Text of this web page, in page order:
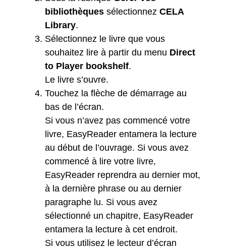
bibliothèques sélectionnez CELA
Library.
Sélectionnez le livre que vous
souhaitez lire à partir du menu Direct
to Player bookshelf.
Le livre s’ouvre.
Touchez la flèche de démarrage au
bas de l’écran.
Si vous n’avez pas commencé votre
livre, EasyReader entamera la lecture
au début de l’ouvrage. Si vous avez
commencé à lire votre livre,
EasyReader reprendra au dernier mot,
à la dernière phrase ou au dernier
paragraphe lu. Si vous avez
sélectionné un chapitre, EasyReader
entamera la lecture à cet endroit.
Si vous utilisez le lecteur d’écran